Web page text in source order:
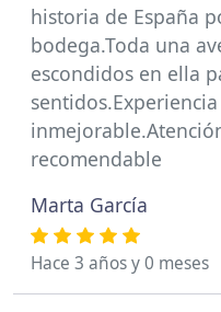
historia de España
bodega.Toda una
escondidos en ella
recomendable
Marta García
Hace 3 años y 0 meses